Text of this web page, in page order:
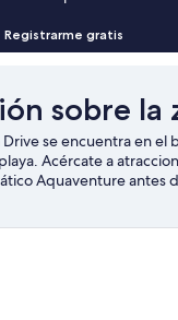
Registrarme gratis
sobre la
se encuentra en el
Acércate a
Aquaventure antes
en Playa
Haynes Oval o